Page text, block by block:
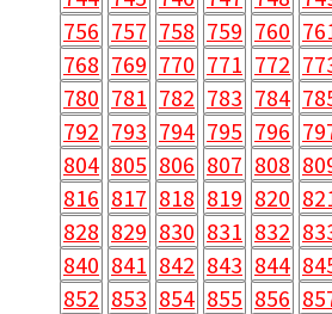
756 757 758 759 760
768 769 770 771 772
780 781 782 783 784
792 793 794 795 796
804 805 806 807 808
816 817 818 819 820
828 829 830 831 832
840 841 842 843 844
852 853 854 855 856